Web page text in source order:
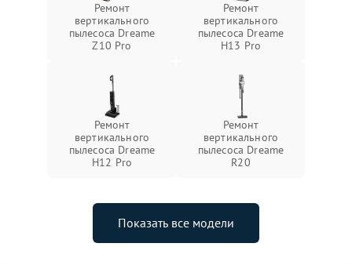
Ремонт
вертикального
пылесоса Dreame
Z10 Pro
Ремонт
вертикального
пылесоса Dreame
H13 Pro
Ремонт
вертикального
пылесоса Dreame
H12 Pro
Ремонт
вертикального
пылесоса Dreame
R20
Показать все модели